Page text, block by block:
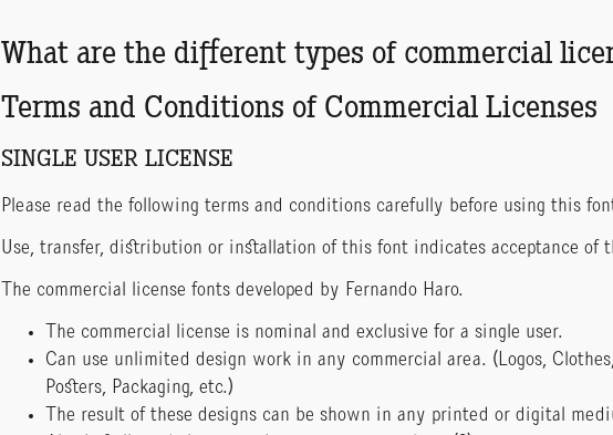
What are the different types of commercial
Terms and Conditions of Commercial Licenses
SINGLE USER LICENSE
Please read the following terms and conditions carefully before using this
Use, transfer, distribution or installation of this font indicates acceptance of
The commercial license fonts developed by Fernando Haro.
The commercial license is nominal and exclusive for a single user.
Can use unlimited design work in any commercial area. (Logos,
Posters, Packaging, etc.)
The result of these designs can be shown in any printed or digital